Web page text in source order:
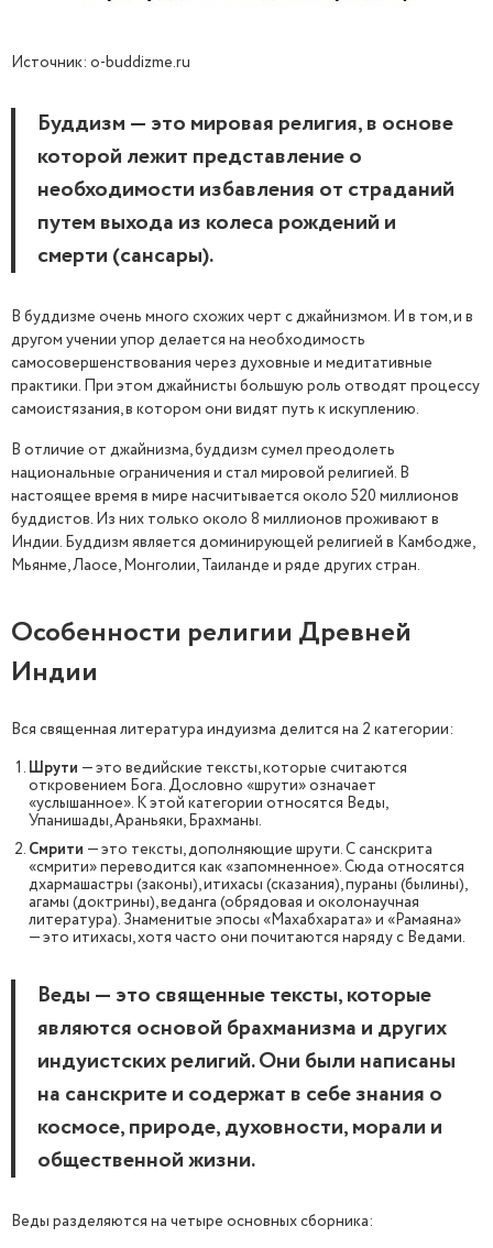
Источник: o-buddizme.ru
Буддизм — это мировая религия, в основе
которой лежит представление о
необходимости избавления от страданий
путем выхода из колеса рождений и
смерти (сансары).
В буддизме очень много схожих черт с джайнизмом. И в том, и в
другом учении упор делается на необходимость
самосовершенствования через духовные и медитативные
практики. При этом джайнисты большую роль отводят процессу
самоистязания, в котором они видят путь к искуплению.
В отличие от джайнизма, буддизм сумел преодолеть
национальные ограничения и стал мировой религией. В
настоящее время в мире насчитывается около 520 миллионов
буддистов. Из них только около 8 миллионов проживают в
Индии. Буддизм является доминирующей религией в Камбодже,
Мьянме, Лаосе, Монголии, Таиланде и ряде других стран.
Особенности религии Древней
Индии
Вся священная литература индуизма делится на 2 категории:
Шрути — это ведийские тексты, которые считаются
откровением Бога. Дословно «шрути» означает
«услышанное». К этой категории относятся Веды,
Упанишады, Араньяки, Брахманы.
Смрити — это тексты, дополняющие шрути. С санскрита
«смрити» переводится как «запомненное». Сюда относятся
дхармашастры (законы), итихасы (сказания), пураны (былины),
агамы (доктрины), веданга (обрядовая и околонаучная
литература). Знаменитые эпосы «Махабхарата» и «Рамаяна»
— это итихасы, хотя часто они почитаются наряду с Ведами.
Веды — это священные тексты, которые
являются основой брахманизма и других
индуистских религий. Они были написаны
на санскрите и содержат в себе знания о
космосе, природе, духовности, морали и
общественной жизни.
Веды разделяются на четыре основных сборника: